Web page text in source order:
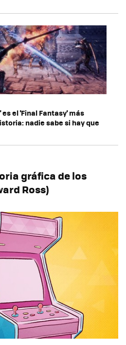
el 'Final Fantasy' más
nadie sabe si hay que
gráfica de los
Ross)